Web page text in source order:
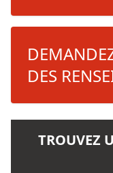
DES
TROUVEZ